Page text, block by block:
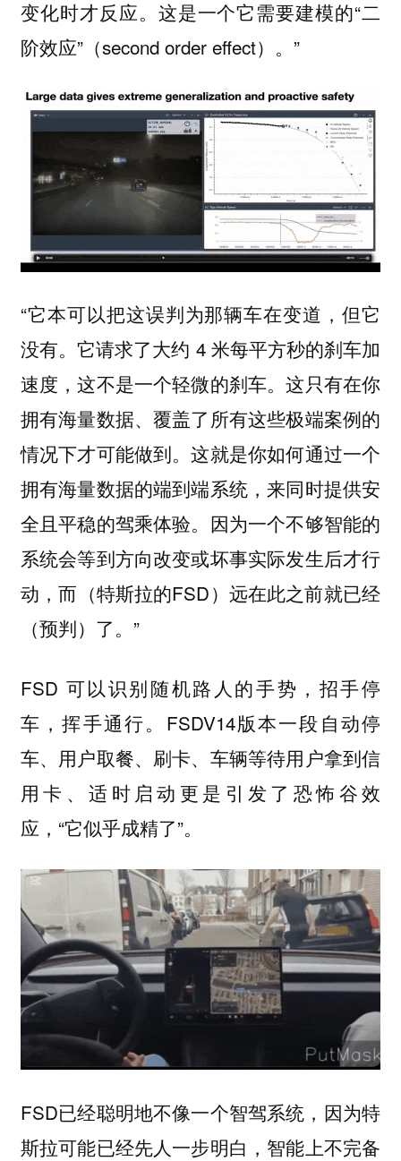
变化时才反应。这是一个它需要建模的“二
阶效应”（second order effect）。”
“它本可以把这误判为那辆车在变道，但它
没有。它请求了大约 4 米每平方秒的刹车加
速度，这不是一个轻微的刹车。这只有在你
拥有海量数据、覆盖了所有这些极端案例的
情况下才可能做到。这就是你如何通过一个
拥有海量数据的端到端系统，来同时提供安
全且平稳的驾乘体验。因为一个不够智能的
系统会等到方向改变或坏事实际发生后才行
动，而（特斯拉的FSD）远在此之前就已经
（预判）了。”
FSD 可以识别随机路人的手势，招手停
车，挥手通行。FSDV14版本一段自动停
车、用户取餐、刷卡、车辆等待用户拿到信
用卡、适时启动更是引发了恐怖谷效
应，“它似乎成精了”。
FSD已经聪明地不像一个智驾系统，因为特
斯拉可能已经先人一步明白，智能上不完备